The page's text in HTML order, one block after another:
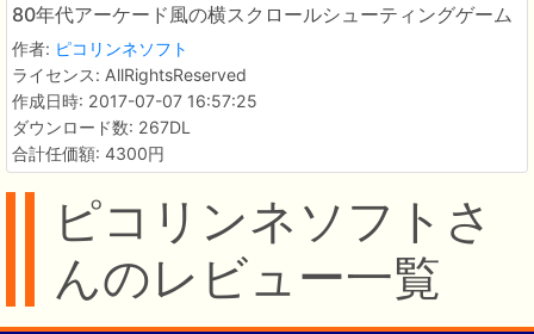
80年代アーケード風の横スクロールシューティングゲーム
作者: ピコリンネソフト
ライセンス: AllRightsReserved
作成日時: 2017-07-07 16:57:25
ダウンロード数: 267DL
合計任価額: 4300円
ピコリンネソフトさ
んのレビュー一覧